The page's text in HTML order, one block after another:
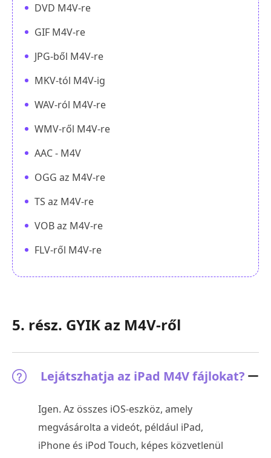
DVD M4V-re
GIF M4V-re
JPG-ből M4V-re
MKV-tól M4V-ig
WAV-ról M4V-re
WMV-ről M4V-re
AAC - M4V
OGG az M4V-re
TS az M4V-re
VOB az M4V-re
FLV-ről M4V-re
5. rész. GYIK az M4V-ről
Lejátszhatja az iPad M4V fájlokat?
Igen. Az összes iOS-eszköz, amely
megvásárolta a videót, például iPad,
iPhone és iPod Touch, képes közvetlenül